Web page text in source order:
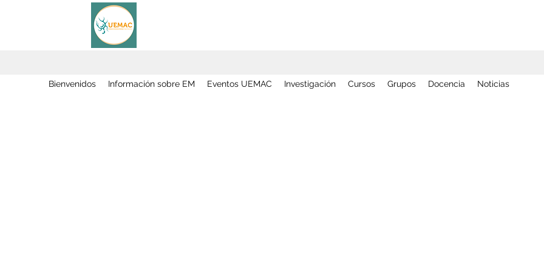
Bienvenidos Información sobre EM Eventos UEMAC Investigación Cursos Grupos Docencia Noticias